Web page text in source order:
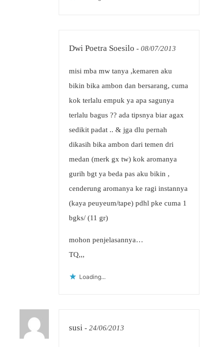
Dwi Poetra Soesilo - 08/07/2013
misi mba mw tanya ,kemaren aku
bikin bika ambon dan bersarang, cuma
kok terlalu empuk ya apa sagunya
terlalu bagus ?? ada tipsnya biar agax
sedikit padat .. & jga dlu pernah
dikasih bika ambon dari temen dri
medan (merk gx tw) kok aromanya
gurih bgt ya beda pas aku bikin ,
cenderung aromanya ke ragi instannya
(kaya peuyeum/tape) pdhl pke cuma 1
bgks/ (11 gr)
mohon penjelasannya…
TQ,,,
Loading...
susi - 24/06/2013